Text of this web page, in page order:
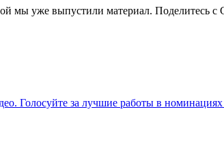
мы уже выпустили материал.
Голосуйте за лучшие работы в